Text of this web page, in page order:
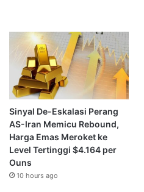
Sinyal De-Eskalasi Perang
AS-Iran Memicu Rebound,
Harga Emas Meroket ke
Level Tertinggi $4.164 per
Ouns
10 hours ago